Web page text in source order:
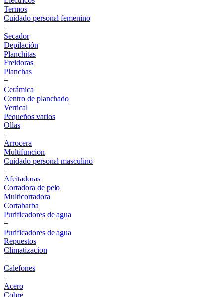
Termos
Cuidado personal femenino
+
Secador
Depilación
Planchitas
Freidoras
Planchas
+
Cerámica
Centro de planchado
Vertical
Pequeños varios
Ollas
+
Arrocera
Multifuncion
Cuidado personal masculino
+
Afeitadoras
Cortadora de pelo
Multicortadora
Cortabarba
Purificadores de agua
+
Purificadores de agua
Repuestos
Climatizacion
+
Calefones
+
Acero
Cobre